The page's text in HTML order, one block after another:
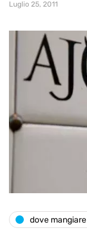
Luglio 25, 2011
dove mangiare